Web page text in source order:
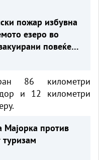
пожар избувна
езеро во
повеќе
86 километри
и 12 километри
Мајорка против